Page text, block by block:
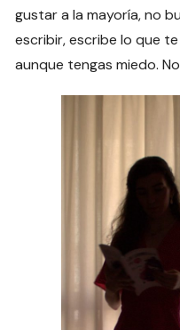
gustar a la mayoría, no
escribir, escribe lo que
aunque tengas miedo.